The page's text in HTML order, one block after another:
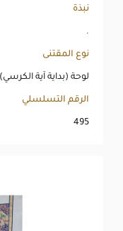
نبذة
.
نوع المقتنى
لوحة (بداية آية الكرسي)
الرقم التسلسلي
495